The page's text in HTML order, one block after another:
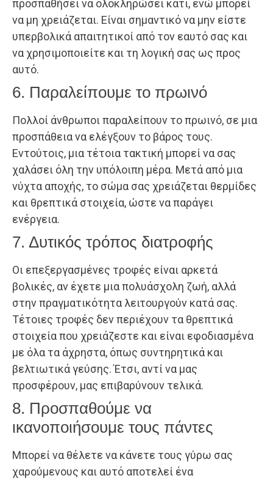
προσπαθήσει να ολοκληρώσει κάτι, ενώ μπορεί
να μη χρειάζεται. Είναι σημαντικό να μην είστε
υπερβολικά απαιτητικοί από τον εαυτό σας και
να χρησιμοποιείτε και τη λογική σας ως προς
αυτό.
6. Παραλείπουμε το πρωινό
Πολλοί άνθρωποι παραλείπουν το πρωινό, σε μια
προσπάθεια να ελέγξουν το βάρος τους.
Εντούτοις, μια τέτοια τακτική μπορεί να σας
χαλάσει όλη την υπόλοιπη μέρα. Μετά από μια
νύχτα αποχής, το σώμα σας χρειάζεται θερμίδες
και θρεπτικά στοιχεία, ώστε να παράγει
ενέργεια.
7. Δυτικός τρόπος διατροφής
Οι επεξεργασμένες τροφές είναι αρκετά
βολικές, αν έχετε μια πολυάσχολη ζωή, αλλά
στην πραγματικότητα λειτουργούν κατά σας.
Τέτοιες τροφές δεν περιέχουν τα θρεπτικά
στοιχεία που χρειάζεστε και είναι εφοδιασμένα
με όλα τα άχρηστα, όπως συντηρητικά και
βελτιωτικά γεύσης. Έτσι, αντί να μας
προσφέρουν, μας επιβαρύνουν τελικά.
8. Προσπαθούμε να
ικανοποιήσουμε τους πάντες
Μπορεί να θέλετε να κάνετε τους γύρω σας
χαρούμενους και αυτό αποτελεί ένα